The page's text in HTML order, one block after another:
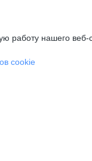
нашего веб-
cookie